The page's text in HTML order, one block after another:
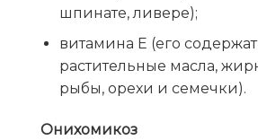
шпинате, ливере);
витамина Е (его содержат
растительные масла,
рыбы, орехи и семечки).
Онихомикоз